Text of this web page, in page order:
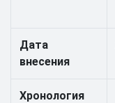
Дата
внесения
Хронология